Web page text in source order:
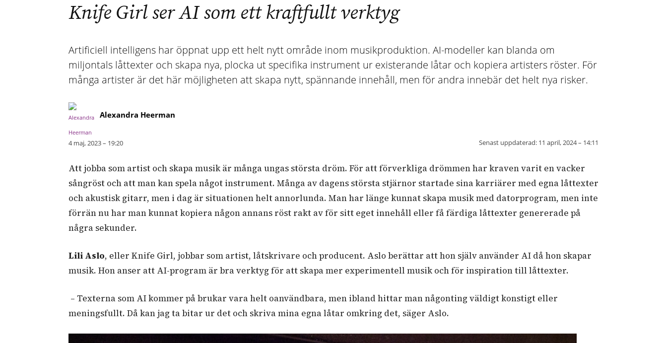
Knife Girl ser AI som ett kraftfullt verktyg
Artificiell intelligens har öppnat upp ett helt nytt område inom musikproduktion. AI-modeller kan blanda om
miljontals låttexter och skapa nya, plocka ut specifika instrument ur existerande låtar och kopiera artisters röster. För
många artister är det här möjligheten att skapa nytt, spännande innehåll, men för andra innebär det helt nya risker.
Alexandra Heerman
4 maj, 2023 – 19:20 Senast uppdaterad: 11 april, 2024 – 14:11
Att jobba som artist och skapa musik är många ungas största dröm. För att förverkliga drömmen har kraven varit en vacker
sångröst och att man kan spela något instrument. Många av dagens största stjärnor startade sina karriärer med egna låttexter
och akustisk gitarr, men i dag är situationen helt annorlunda. Man har länge kunnat skapa musik med datorprogram, men inte
förrän nu har man kunnat kopiera någon annans röst rakt av för sitt eget innehåll eller få färdiga låttexter genererade på
några sekunder.
Lili Aslo, eller Knife Girl, jobbar som artist, låtskrivare och producent. Aslo berättar att hon själv använder AI då hon skapar
musik. Hon anser att AI-program är bra verktyg för att skapa mer experimentell musik och för inspiration till låttexter.
– Texterna som AI kommer på brukar vara helt oanvändbara, men ibland hittar man någonting väldigt konstigt eller
meningsfullt. Då kan jag ta bitar ur det och skriva mina egna låtar omkring det, säger Aslo.